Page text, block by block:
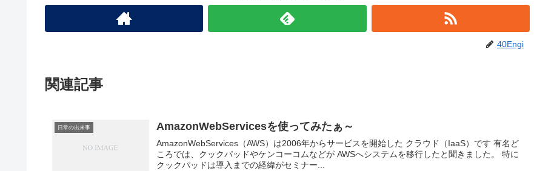
40Engi
関連記事
日常の出来事 AmazonWebServicesを使ってみたぁ～
AmazonWebServices（AWS）は2006年からサービスを開始した クラウド（IaaS）です 有名ど
ころでは、クックパッドやケンコーコムなどが AWSへシステムを移行したと聞きました。 特に
クックパッドは導入までの経緯がセミナー...